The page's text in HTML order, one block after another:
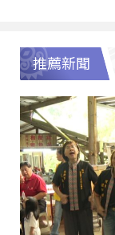
推薦新聞